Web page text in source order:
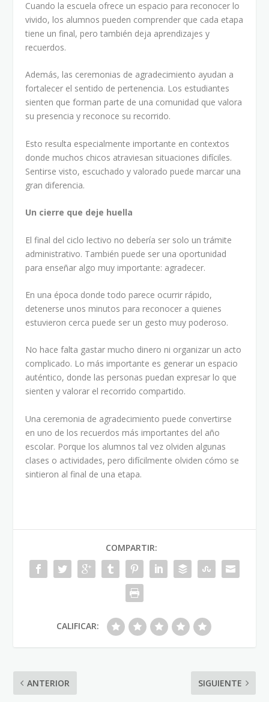
Cuando la escuela ofrece un espacio para reconocer lo
vivido, los alumnos pueden comprender que cada etapa
tiene un final, pero también deja aprendizajes y
recuerdos.
Además, las ceremonias de agradecimiento ayudan a
fortalecer el sentido de pertenencia. Los estudiantes
sienten que forman parte de una comunidad que valora
su presencia y reconoce su recorrido.
Esto resulta especialmente importante en contextos
donde muchos chicos atraviesan situaciones difíciles.
Sentirse visto, escuchado y valorado puede marcar una
gran diferencia.
Un cierre que deje huella
El final del ciclo lectivo no debería ser solo un trámite
administrativo. También puede ser una oportunidad
para enseñar algo muy importante: agradecer.
En una época donde todo parece ocurrir rápido,
detenerse unos minutos para reconocer a quienes
estuvieron cerca puede ser un gesto muy poderoso.
No hace falta gastar mucho dinero ni organizar un acto
complicado. Lo más importante es generar un espacio
auténtico, donde las personas puedan expresar lo que
sienten y valorar el recorrido compartido.
Una ceremonia de agradecimiento puede convertirse
en uno de los recuerdos más importantes del año
escolar. Porque los alumnos tal vez olviden algunas
clases o actividades, pero difícilmente olviden cómo se
sintieron al final de una etapa.
COMPARTIR:
CALIFICAR:
ANTERIOR SIGUIENTE